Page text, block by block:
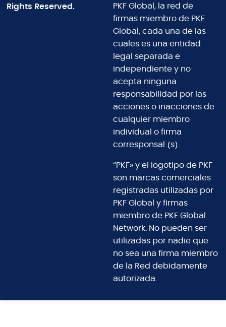
Rights Reserved.
PKF Global, la red de
firmas miembro de PKF
Global, cada una de las
cuales es una entidad
legal separada e
independiente y no
acepta ninguna
responsabilidad por las
acciones o inacciones de
cualquier miembro
individual o firma
corresponsal (s).
“PKF» y el logotipo de PKF
son marcas comerciales
registradas utilizadas por
PKF Global y firmas
miembro de PKF Global
Network. No pueden ser
utilizadas por nadie que
no sea una firma miembro
de la Red debidamente
autorizada.